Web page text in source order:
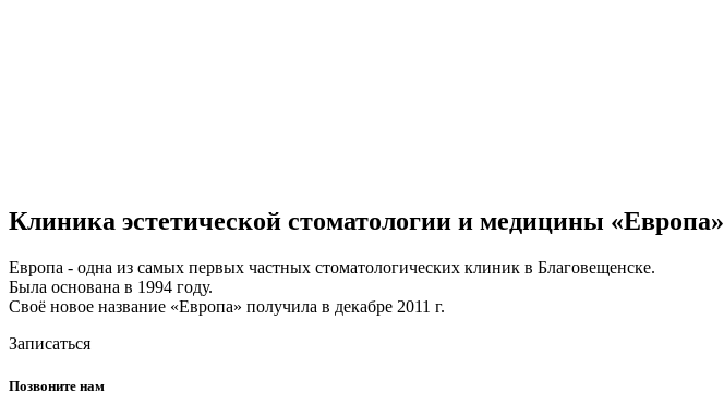
Клиника эстетической стоматологии и медицины «Европа»
Европа - одна из самых первых частных стоматологических клиник в Благовещенске.
Была основана в 1994 году.
Своё новое название «Европа» получила в декабре 2011 г.
Записаться
Позвоните нам